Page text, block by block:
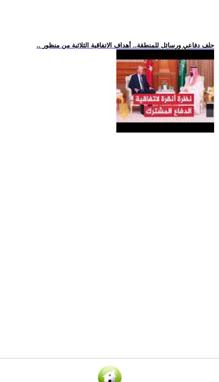
.. حلف دفاعي ورسائل للمنطقة.. أهداف الاتفاقية الثلاثية من منظور